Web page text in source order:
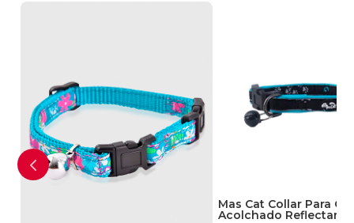
Mas Cat Collar Para
Acolchado